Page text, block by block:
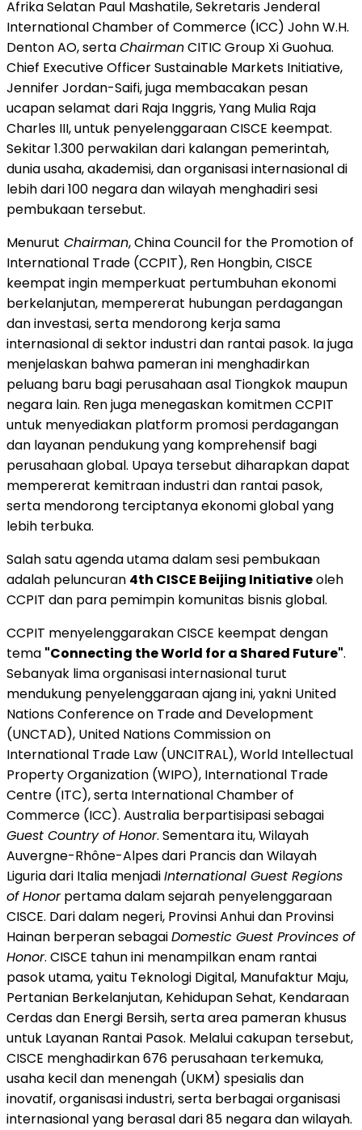
Afrika Selatan Paul Mashatile, Sekretaris Jenderal
International Chamber of Commerce (ICC) John W.H.
Denton AO, sertaChairmanCITIC Group Xi Guohua.
Chief Executive Officer Sustainable Markets Initiative,
Jennifer Jordan-Saifi, juga membacakan pesan
ucapan selamat dari Raja Inggris, Yang Mulia Raja
Charles III, untuk penyelenggaraan CISCE keempat.
Sekitar 1.300 perwakilan dari kalangan pemerintah,
dunia usaha, akademisi, dan organisasi internasional di
lebih dari 100 negara dan wilayah menghadiri sesi
pembukaan tersebut.
Menurut Chairman, China Council for the Promotion of
International Trade (CCPIT), Ren Hongbin, CISCE
keempat ingin memperkuat pertumbuhan ekonomi
berkelanjutan, mempererat hubungan perdagangan
dan investasi, serta mendorong kerja sama
internasional di sektor industri dan rantai pasok. Ia juga
menjelaskan bahwa pameran ini menghadirkan
peluang baru bagi perusahaan asal Tiongkok maupun
negara lain. Ren juga menegaskan komitmen CCPIT
untuk menyediakan platform promosi perdagangan
dan layanan pendukung yang komprehensif bagi
perusahaan global. Upaya tersebut diharapkan dapat
mempererat kemitraan industri dan rantai pasok,
serta mendorong terciptanya ekonomi global yang
lebih terbuka.
Salah satu agenda utama dalam sesi pembukaan
adalah peluncuran 4th CISCE Beijing Initiativeoleh
CCPIT dan para pemimpin komunitas bisnis global.
CCPIT menyelenggarakan CISCE keempat dengan
tema "Connecting the World for a Shared Future".
Sebanyak lima organisasi internasional turut
mendukung penyelenggaraan ajang ini, yakni United
Nations Conference on Trade and Development
(UNCTAD), United Nations Commission on
International Trade Law (UNCITRAL), World Intellectual
Property Organization (WIPO), International Trade
Centre (ITC), serta International Chamber of
Commerce (ICC). Australia berpartisipasi sebagai
Guest Country of Honor. Sementara itu, Wilayah
Auvergne-Rhône-Alpes dari Prancis dan Wilayah
Liguria dari Italia menjadiInternational Guest Regions
of Honorpertama dalam sejarah penyelenggaraan
CISCE. Dari dalam negeri, Provinsi Anhui dan Provinsi
Hainan berperan sebagaiDomestic Guest Provinces of
Honor. CISCE tahun ini menampilkan enam rantai
pasok utama, yaitu Teknologi Digital, Manufaktur Maju,
Pertanian Berkelanjutan, Kehidupan Sehat, Kendaraan
Cerdas dan Energi Bersih, serta area pameran khusus
untuk Layanan Rantai Pasok. Melalui cakupan tersebut,
CISCE menghadirkan 676 perusahaan terkemuka,
usaha kecil dan menengah (UKM) spesialis dan
inovatif, organisasi industri, serta berbagai organisasi
internasional yang berasal dari 85 negara dan wilayah.